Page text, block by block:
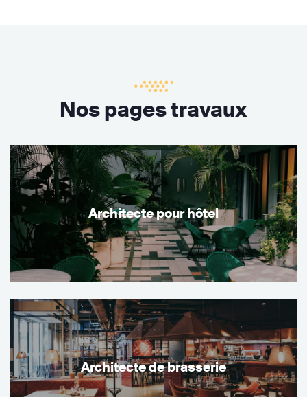
Nos pages travaux
Architecte pour hôtel
Architecte de brasserie